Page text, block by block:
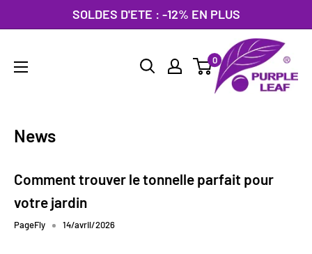
au
SOLDES D'ETE : -12% EN PLUS
0
PURPLE
LEAF
France
News
Comment trouver le tonnelle parfait pour
votre jardin
PageFly 14/avril/2026